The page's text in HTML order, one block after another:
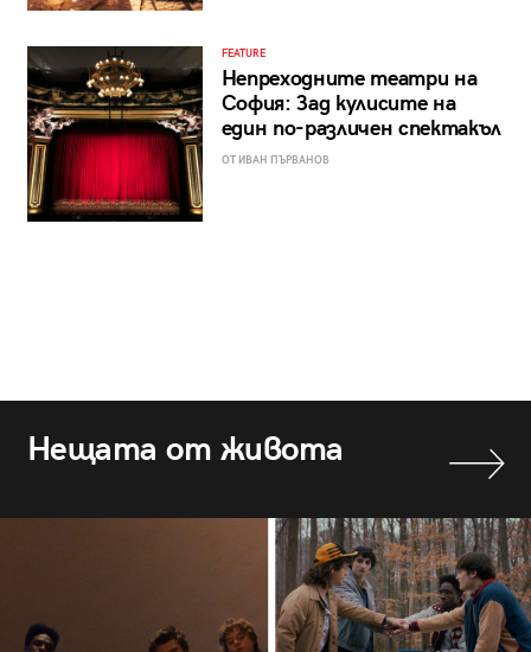
FEATURE
Непреходните театри на
София: Зад кулисите на
един по-различен спектакъл
ОТ ИВАН ПЪРВАНОВ
Нещата от живота